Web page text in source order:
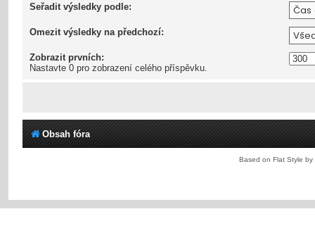
Seřadit výsledky podle:
Omezit výsledky na předchozí:
Zobrazit prvních:
Nastavte 0 pro zobrazení celého příspěvku.
Obsah fóra
Based on Flat Style by